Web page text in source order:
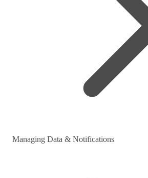
Managing Data & Notifications